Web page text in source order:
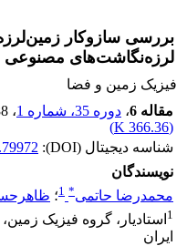
بررسی سازوکار
لرزه‌نگاشت‌های مصنوعی
فیزیک زمین و فضا
مقاله 6
، دوره 35، شماره 1 ، 1388
(
366.36 K
)
شناسه دیجیتال (DOI):
نویسندگان
محمدرضا حاتمی*
1؛
1 استادیار، گروه فیزیک
ایران